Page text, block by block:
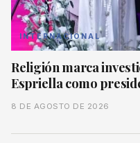
INTERNACIONAL
Religión marca
Espriella como
8 DE AGOSTO DE 2026